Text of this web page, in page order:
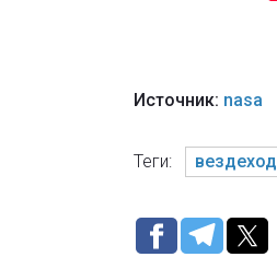
Источник: nasa
Теги: вездеход